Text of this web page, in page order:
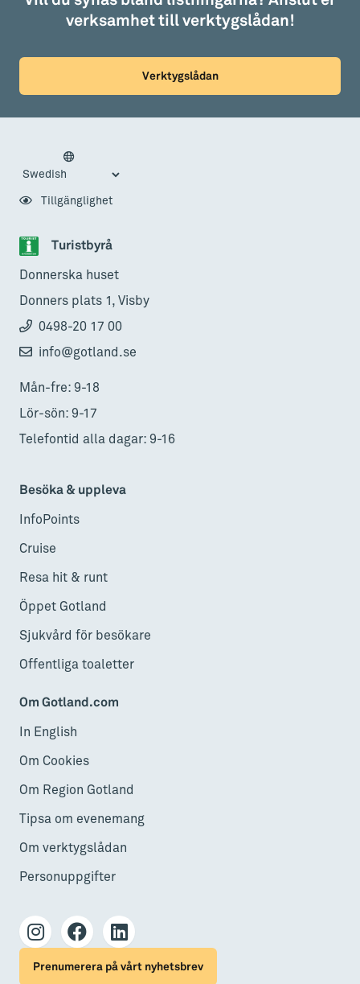
verksamhet till verktygslådan!
Verktygslådan
Turistbyrå
Donnerska huset
Donners plats 1, Visby
0498-20 17 00
info@gotland.se
Mån-fre: 9-18
Lör-sön: 9-17
Telefontid alla dagar: 9-16
Besöka & uppleva
InfoPoints
Cruise
Resa hit & runt
Öppet Gotland
Sjukvård för besökare
Offentliga toaletter
Om Gotland.com
In English
Om Cookies
Om Region Gotland
Tipsa om evenemang
Om verktygslådan
Personuppgifter
Tillgänglighet
Prenumerera på vårt nyhetsbrev